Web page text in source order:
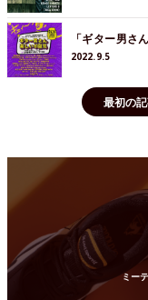
「ギター男さ
2022.9.5
最初の
ミー